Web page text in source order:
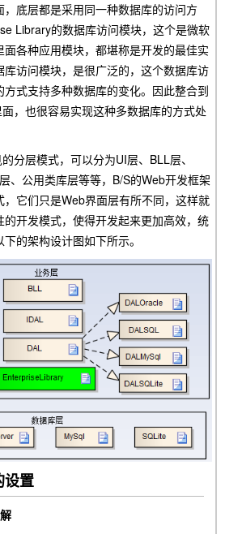
底层都是采用同一种数据库的访问方
Library的数据库访问模块，这个是微软
各种应用模块，都堪称是开发的最佳实
访问模块，是很广泛的，这个数据库访
式支持多种数据库的变化。因此整合到
，也很容易实现这种多数据库的方式处
分层模式，可以分为UI层、BLL层、
、公用类库层等等，B/S的Web开发框架
它们只是Web界面层有所不同，这样就
开发模式，使得开发起来更加高效，统
的架构设计图如下所示。
设置